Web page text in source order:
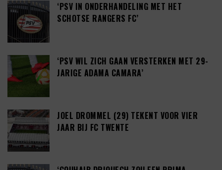
‘PSV IN ONDERHANDELING MET HET
SCHOTSE RANGERS FC’
‘PSV WIL ZICH GAAN VERSTERKEN MET 29-
JARIGE ADAMA CAMARA’
JOEL DROMMEL (29) TEKENT VOOR VIER
JAAR BIJ FC TWENTE